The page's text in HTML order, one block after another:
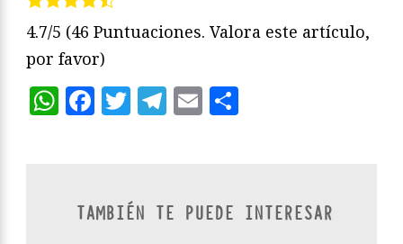
4.7/5 (46 Puntuaciones. Valora este artículo,
por favor)
WhatsApp
Facebook
Twitter
Telegram
Email
TAMBIÉN TE PUEDE INTERESAR